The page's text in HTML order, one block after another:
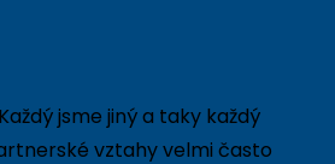
jsme jiný a taky každý
vztahy velmi často